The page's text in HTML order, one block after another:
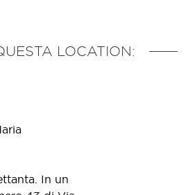
LOCATION:
In un